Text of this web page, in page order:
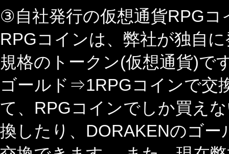
③自社発行の仮想通貨RPGコ
RPGコインは、弊社が独自
規格のトークン(仮想通貨)で
ゴールド⇒1RPGコインで交
て、RPGコインでしか買え
換したり、DORAKENのゴ